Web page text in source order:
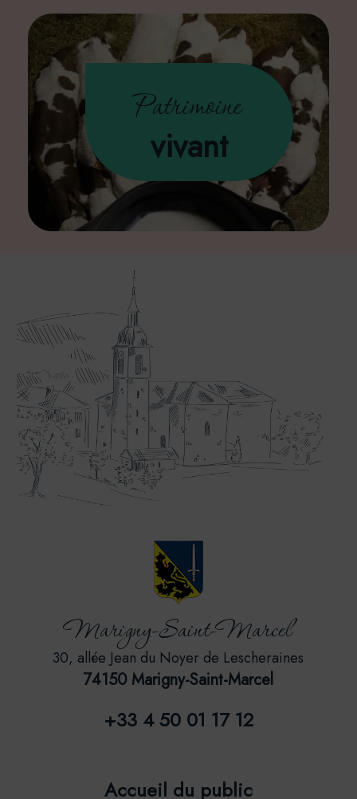
Patrimoine
vivant
Marigny-Saint-Marcel
30, allée Jean du Noyer de Lescheraines
74150 Marigny-Saint-Marcel
+33 4 50 01 17 12
Accueil du public